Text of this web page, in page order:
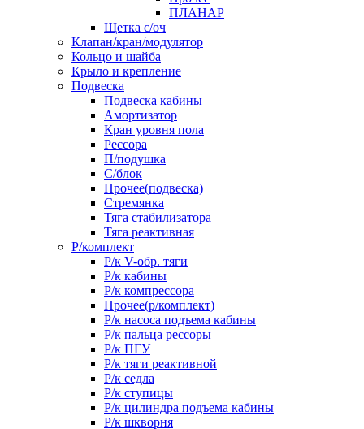
ПЛАНАР
Щетка с/оч
Клапан/кран/модулятор
Кольцо и шайба
Крыло и крепление
Подвеска
Подвеска кабины
Амортизатор
Кран уровня пола
Рессора
П/подушка
С/блок
Прочее(подвеска)
Стремянка
Тяга стабилизатора
Тяга реактивная
Р/комплект
Р/к V-обр. тяги
Р/к кабины
Р/к компрессора
Прочее(р/комплект)
Р/к насоса подъема кабины
Р/к пальца рессоры
Р/к ПГУ
Р/к тяги реактивной
Р/к седла
Р/к ступицы
Р/к цилиндра подъема кабины
Р/к шкворня